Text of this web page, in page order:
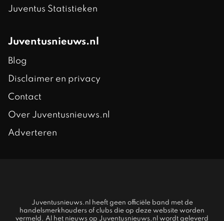
Juventus Statistieken
Juventusnieuws.nl
Blog
Disclaimer en privacy
Contact
Over Juventusnieuws.nl
Adverteren
Juventusnieuws.nl heeft geen officiële band met de
handelsmerkhouders of clubs die op deze website worden
vermeld. Al het nieuws op Juventusnieuws.nl wordt geleverd